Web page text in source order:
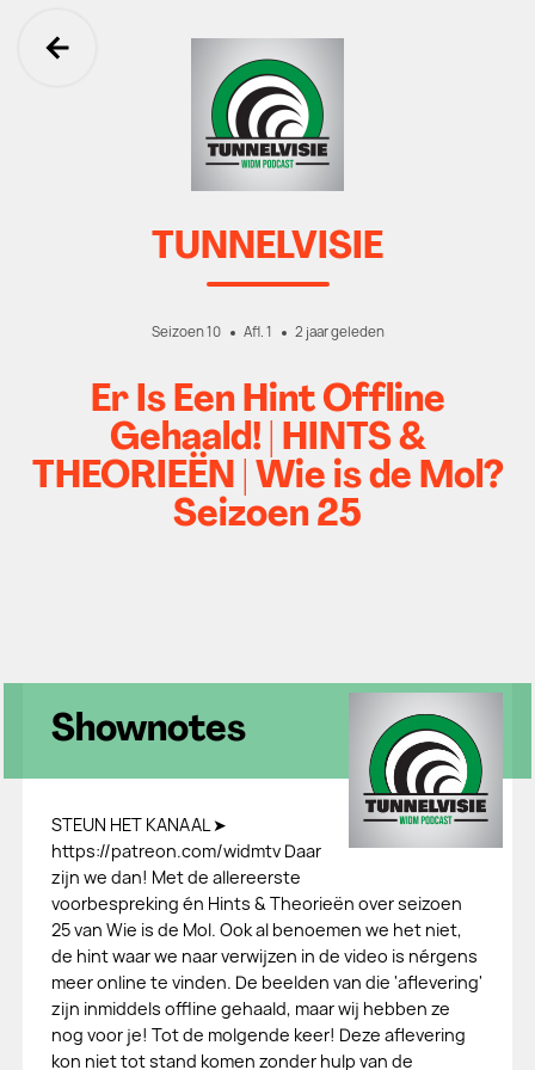
Ga terug
TUNNELVISIE
Seizoen 10 Afl. 1 2 jaar geleden
Er Is Een Hint Offline
Gehaald! | HINTS &
THEORIEËN | Wie is de Mol?
Seizoen 25
Shownotes
STEUN HET KANAAL ➤
https://patreon.com/widmtv Daar
zijn we dan! Met de allereerste
voorbespreking én Hints & Theorieën over seizoen
25 van Wie is de Mol. Ook al benoemen we het niet,
de hint waar we naar verwijzen in de video is nérgens
meer online te vinden. De beelden van die 'aflevering'
zijn inmiddels offline gehaald, maar wij hebben ze
nog voor je! Tot de molgende keer! Deze aflevering
kon niet tot stand komen zonder hulp van de